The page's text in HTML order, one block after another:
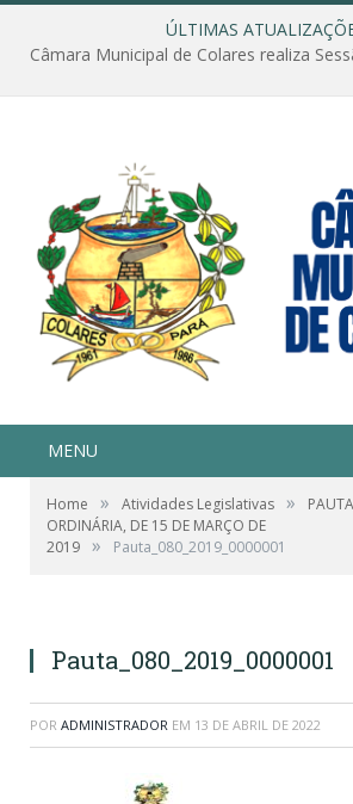
ÚLTIMAS
MENU
Home » Atividades Legislativas »
ORDINÁRIA, DE 15 DE MARÇO DE
2019 » Pauta_080_2019_0000001
Pauta_080_2019_0000001
POR ADMINISTRADOR EM 13 DE ABRIL DE 2022